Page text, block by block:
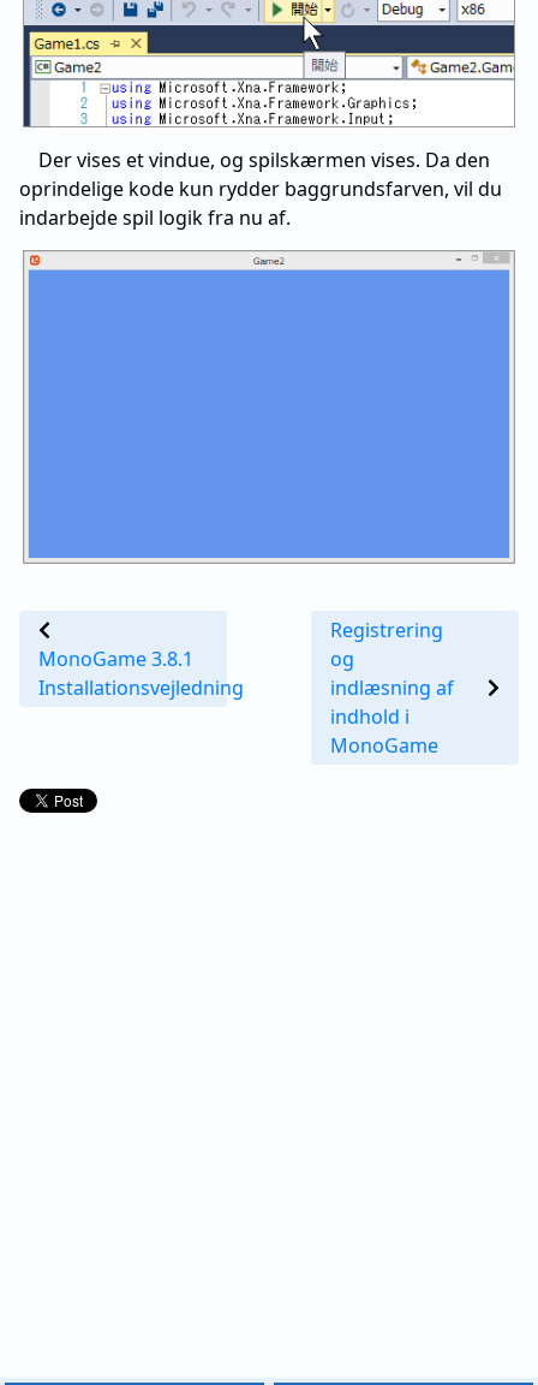
Der vises et vindue, og spilskærmen vises. Da den
oprindelige kode kun rydder baggrundsfarven, vil du
indarbejde spil logik fra nu af.
MonoGame 3.8.1
Installationsvejledning
Registrering
og
indlæsning af
indhold i
MonoGame